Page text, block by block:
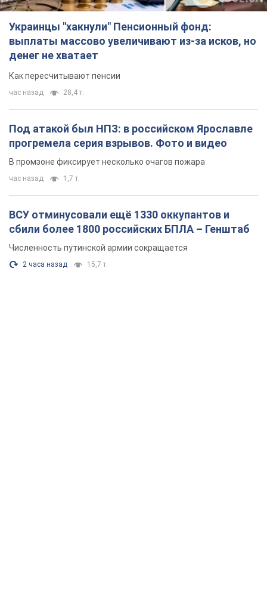
Украинцы "хакнули" Пенсионный фонд:
выплаты массово увеличивают из-за исков, но
денег не хватает
Как пересчитывают пенсии
час назад 28,4 т.
Под атакой был НПЗ: в российском Ярославле
прогремела серия взрывов. Фото и видео
В промзоне фиксирует несколько очагов пожара
час назад 1,7 т.
ВСУ отминусовали ещё 1330 оккупантов и
сбили более 1800 российских БПЛА – Генштаб
Численность путинской армии сокращается
2 часа назад 15,7 т.